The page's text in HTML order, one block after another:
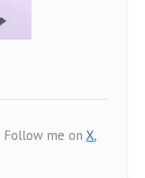
Follow me onX,